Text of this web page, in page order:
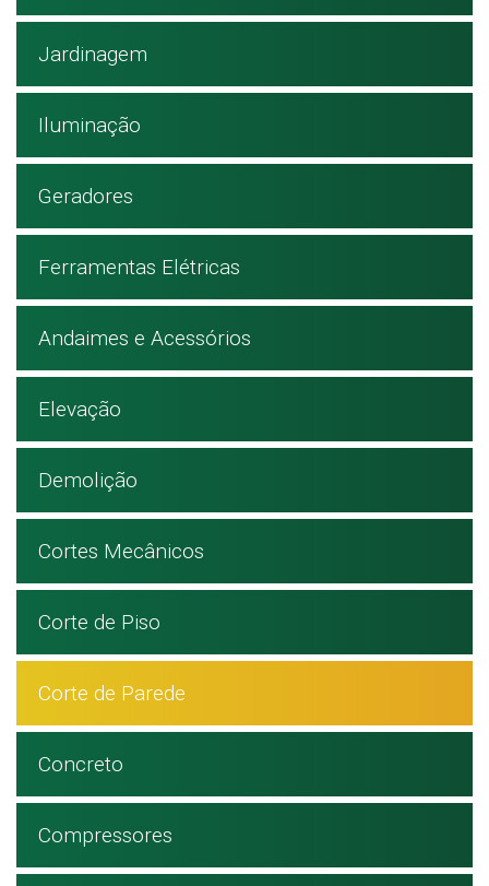
Jardinagem
Iluminação
Geradores
Ferramentas Elétricas
Andaimes e Acessórios
Elevação
Demolição
Cortes Mecânicos
Corte de Piso
Corte de Parede
Concreto
Compressores